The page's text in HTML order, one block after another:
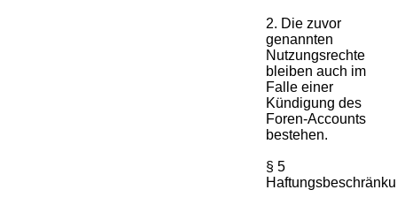
2. Die zuvor
genannten
Nutzungsrechte
bleiben auch im
Falle einer
Kündigung des
Foren-Accounts
bestehen.
§ 5